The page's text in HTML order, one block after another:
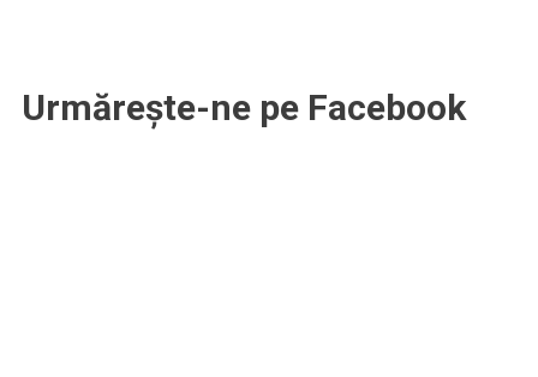
Urmărește-ne pe Facebook